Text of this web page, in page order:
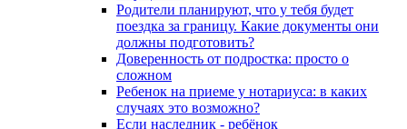
Родители планируют, что у тебя будет
поездка за границу. Какие документы они
должны подготовить?
Доверенность от подростка: просто о
сложном
Ребенок на приеме у нотариуса: в каких
случаях это возможно?
Если наследник - ребёнок